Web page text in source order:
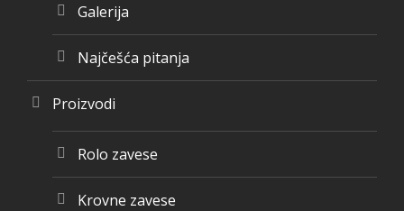
Galerija
Najčešća pitanja
Proizvodi
Rolo zavese
Krovne zavese